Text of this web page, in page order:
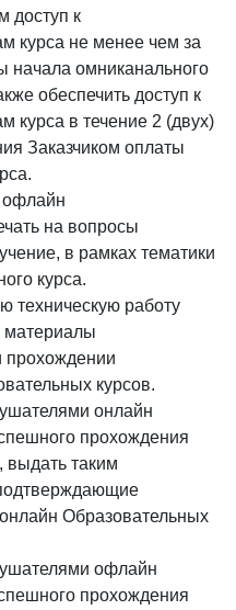
доступ к
курса не менее чем за
начала омниканального
обеспечить доступ к
курса в течение 2 (двух)
Заказчиком оплаты
офлайн
на вопросы
в рамках тематики
курса.
техническую работу
прохождении
курсов.
онлайн
прохождения
выдать таким
Образовательных
офлайн
прохождения